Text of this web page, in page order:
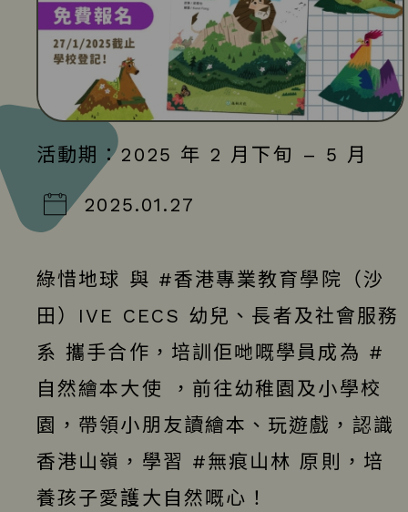
活動期：2025 年 2 月下旬 – 5 月
2025.01.27
綠惜地球 與 #香港專業教育學院 （沙
田） IVE CECS 幼兒、長者及社會服務
系 攜手合作，培訓佢哋嘅學員成為 #
自然繪本大使
，前往幼稚園及小學校
園，帶領小朋友讀繪本、玩遊戲，認識
香港山嶺，學習 #無痕山林 原則，培
養孩子愛護大自然嘅心！